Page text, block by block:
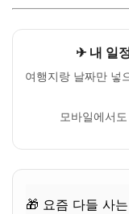
✈ 내 일
여행지랑 날짜만 넣
모바일에서
🎁 요즘 다들 사